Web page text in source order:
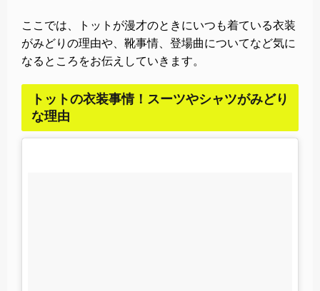
ここでは、トットが漫才のときにいつも着ている衣装
がみどりの理由や、靴事情、登場曲についてなど気に
なるところをお伝えしていきます。
トットの衣装事情！スーツやシャツがみどり
な理由